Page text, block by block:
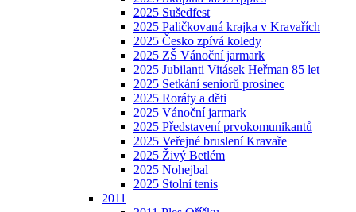
2025 Sušedfest
2025 Paličkovaná krajka v Kravařích
2025 Česko zpívá koledy
2025 ZŠ Vánoční jarmark
2025 Jubilanti Vitásek Heřman 85 let
2025 Setkání seniorů prosinec
2025 Roráty a děti
2025 Vánoční jarmark
2025 Představení prvokomunikantů
2025 Veřejné bruslení Kravaře
2025 Živý Betlém
2025 Nohejbal
2025 Stolní tenis
2011